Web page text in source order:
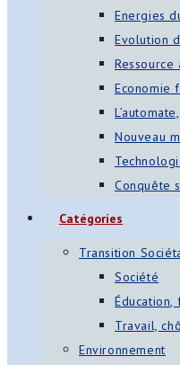
Energies
Evolution
Economie
Nouveau
Conquête
Catégories
Transition
Société
Éducation,
Travail,
Environnement